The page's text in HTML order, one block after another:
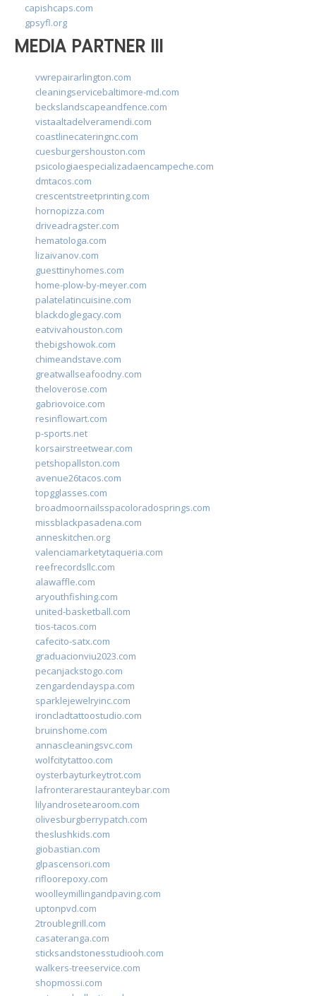
capishcaps.com
gpsyfl.org
MEDIA PARTNER III
vwrepairarlington.com
cleaningservicebaltimore-md.com
beckslandscapeandfence.com
vistaaltadelveramendi.com
coastlinecateringnc.com
cuesburgershouston.com
psicologiaespecializadaencampeche.com
dmtacos.com
crescentstreetprinting.com
hornopizza.com
driveadragster.com
hematologa.com
lizaivanov.com
guesttinyhomes.com
home-plow-by-meyer.com
palatelatincuisine.com
blackdoglegacy.com
eatvivahouston.com
thebigshowok.com
chimeandstave.com
greatwallseafoodny.com
theloverose.com
gabriovoice.com
resinflowart.com
p-sports.net
korsairstreetwear.com
petshopallston.com
avenue26tacos.com
topgglasses.com
broadmoornailsspacoloradosprings.com
missblackpasadena.com
anneskitchen.org
valenciamarketytaqueria.com
reefrecordsllc.com
alawaffle.com
aryouthfishing.com
united-basketball.com
tios-tacos.com
cafecito-satx.com
graduacionviu2023.com
pecanjackstogo.com
zengardendayspa.com
sparklejewelryinc.com
ironcladtattoostudio.com
bruinshome.com
annascleaningsvc.com
wolfcitytattoo.com
oysterbayturkeytrot.com
lafronterarestauranteybar.com
lilyandrosetearoom.com
olivesburgberrypatch.com
theslushkids.com
giobastian.com
glpascensori.com
rifloorepoxy.com
woolleymillingandpaving.com
uptonpvd.com
2troublegrill.com
casateranga.com
sticksandstonesstudiooh.com
walkers-treeservice.com
shopmossi.com